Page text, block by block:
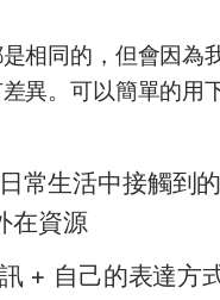
相同的，但會因為
異。可以簡單的用
常生活中接觸到的
在資源
+ 自己的表達方